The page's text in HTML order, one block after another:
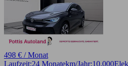
498 € / Monat
Laufzeit:24 Monatekm/Jahr:10.000